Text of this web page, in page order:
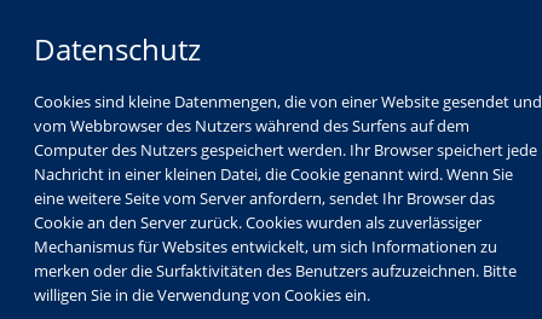
Datenschutz
Cookies sind kleine Datenmengen, die von einer Website gesendet und
vom Webbrowser des Nutzers während des Surfens auf dem
Computer des Nutzers gespeichert werden. Ihr Browser speichert jede
Nachricht in einer kleinen Datei, die Cookie genannt wird. Wenn Sie
eine weitere Seite vom Server anfordern, sendet Ihr Browser das
Cookie an den Server zurück. Cookies wurden als zuverlässiger
Mechanismus für Websites entwickelt, um sich Informationen zu
merken oder die Surfaktivitäten des Benutzers aufzuzeichnen. Bitte
willigen Sie in die Verwendung von Cookies ein.
Programm
Schulabschlüsse
Schulkindbetreuung
Service